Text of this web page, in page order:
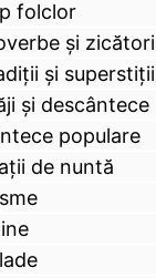
folclor
și zicători
și superstiții
și descântece
populare
de nuntă